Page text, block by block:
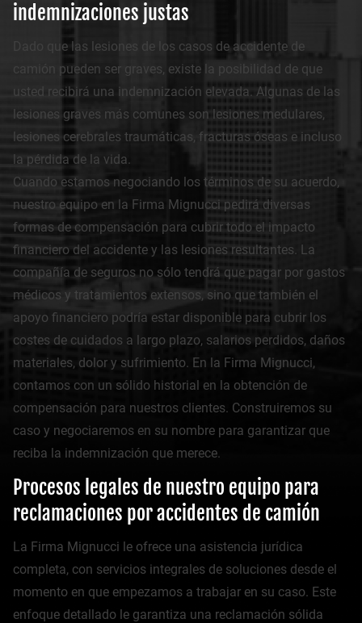
indemnizaciones justas
Dado que las lesiones de los casos de accidente de
camión pueden ser graves, existe la posibilidad de que
usted recibirá una indemnización elevada. Algunas de las
lesiones graves más comunes son lesiones medulares,
lesiones cerebrales traumáticas, fracturas óseas e incluso
la pérdida de la vida.
Cuando estamos negociando los términos de su acuerdo,
nuestro equipo en la Firma Mignucci pedirá diversas
formas de compensación para cubrir todo el impacto
financiero del accidente y las lesiones resultantes. La
compañía de seguros no sólo tendrá que pagar por gastos
médicos y tratamientos extensos, sino que también el
apoyo financiero podría estar disponible para cubrir los
costes de cuidados a largo plazo, salarios perdidos, daños
materiales, dolor y sufrimiento. En la Firma Mignucci,
contamos con un sólido historial en la obtención de
compensación para nuestros clientes. Construiremos su
caso y negociaremos en su nombre para garantizar que
reciba la indemnización que merece.
Procesos legales de nuestro equipo para
reclamaciones por accidentes de camión
La Firma Mignucci le ofrece una asistencia jurídica
completa, con servicios integrales de soluciones desde el
momento en que empezamos a trabajar en su caso. Este
enfoque detallado le garantiza una reclamación sólida